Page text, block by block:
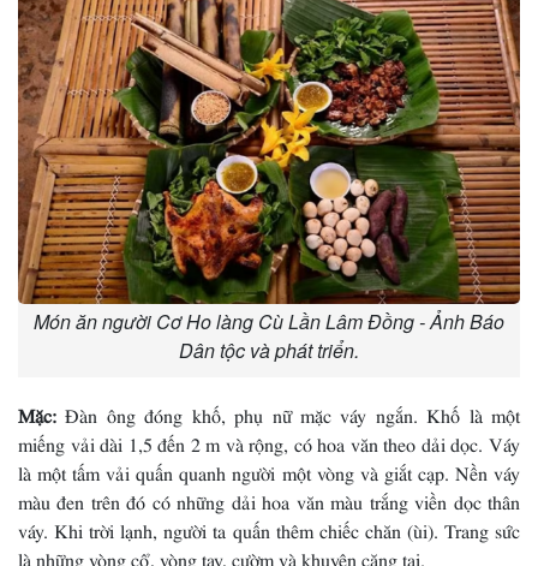
Món ăn người Cơ Ho làng Cù Lần Lâm Đồng - Ảnh Báo
Dân tộc và phát triển.
Mặc: Ðàn ông đóng khố, phụ nữ mặc váy ngắn. Khố là một
miếng vải dài 1,5 đến 2 m và rộng, có hoa văn theo dải dọc. Váy
là một tấm vải quấn quanh người một vòng và giắt cạp. Nền váy
màu đen trên đó có những dải hoa văn màu trắng viền dọc thân
váy. Khi trời lạnh, người ta quấn thêm chiếc chăn (ùi). Trang sức
là những vòng cổ, vòng tay, cườm và khuyên căng tai.